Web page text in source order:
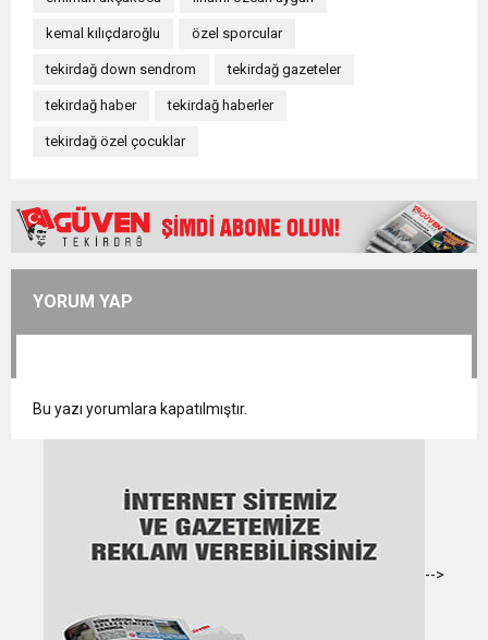
kemal kılıçdaroğlu özel sporcular
tekirdağ down sendrom tekirdağ gazeteler
tekirdağ haber tekirdağ haberler
tekirdağ özel çocuklar
YORUM YAP
Bu yazı yorumlara kapatılmıştır.
-->